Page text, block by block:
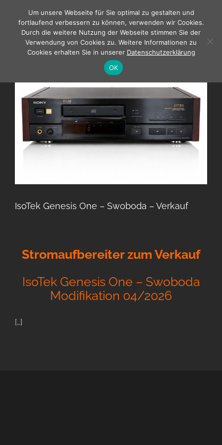
springen
IsoTek Genesis One – Swoboda – Verkauf
Stromaufbereiter zum Verkauf
IsoTek Genesis One – Swoboda
Modifikation 04/2026
[…]
Um unsere Webseite für Sie optimal zu gestalten und
fortlaufend verbessern zu können, verwenden wir Cookies.
Durch die weitere Nutzung der Webseite stimmen Sie der
Verwendung von Cookies zu. Weitere Informationen zu
Cookies erhalten Sie in unserer Datenschutzerklärung
OK